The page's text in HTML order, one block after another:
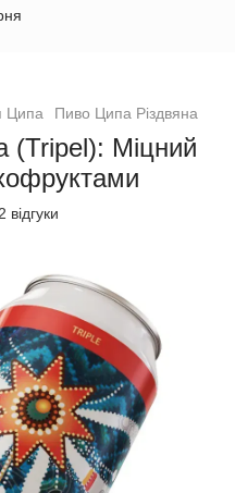
Ципа Пиво Ципа Різдвяна
(Tripel): Міцний
2 відгуки